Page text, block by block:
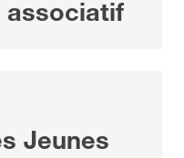
associatif
Jeunes